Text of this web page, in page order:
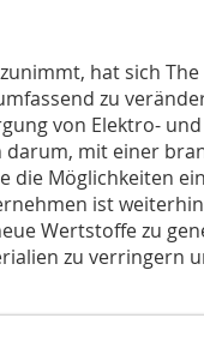
hat sich The
zu
von Elektro-
mit einer
die Möglichkeiten
ist
Wertstoffe zu
zu verringern